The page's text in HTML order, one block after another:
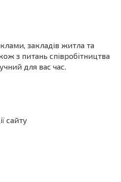
закладів житла та
з питань співробітництва
для вас час.
сайту